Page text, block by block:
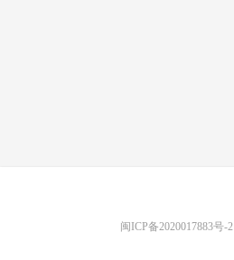
闽ICP备2020017883号-2